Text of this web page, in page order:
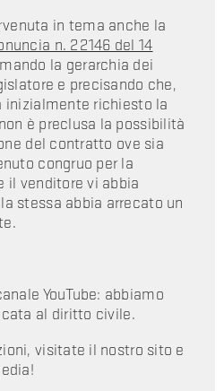
in tema anche la
n. 22146 del 14
la gerarchia dei
e precisando che,
inizialmente richiesto la
è preclusa la possibilità
del contratto ove sia
congruo per la
il venditore vi abbia
stessa abbia arrecato un
YouTube: abbiamo
al diritto civile.
visitate il nostro sito e